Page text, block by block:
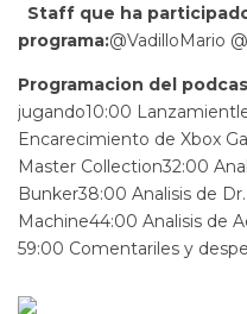
Staff que ha
programa:@VadilloMario
Programacion del
jugando10:00
Encarecimiento de Xbox
Master Collection32:00
Bunker38:00 Analisis de
Machine44:00 Analisis de
59:00 Comentariles y